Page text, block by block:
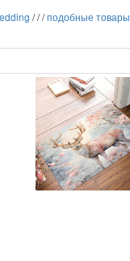
///подобные товары